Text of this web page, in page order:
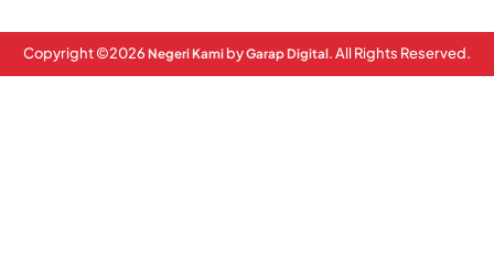
Copyright ©2026 Negeri Kami byGarap Digital. All Rights Reserved.